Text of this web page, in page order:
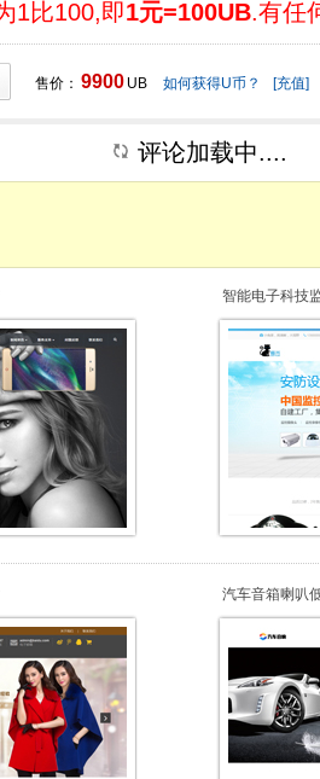
1比100,即1元=100UB.有任
售价： 9900 UB 如何获得U币？ [充值]
评论加载中....
智能电子科技
汽车音箱喇叭